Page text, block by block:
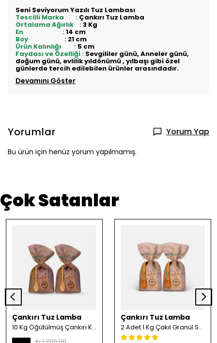
Seni Seviyorum Yazılı Tuz Lambası
Tescilli Marka : Çankırı Tuz Lamba
Ortalama Ağırlık :3 Kg
En :14 cm
Boy : 21 cm
Ürün Kalınlığı : 5 cm
Faydası ve Özelliği : Sevgililer günü, Anneler günü,
doğum günü, evlilik yıldönümü , yılbaşı gibi özel
günlerde tercih edilebilen ürünler arasındadır.
Devamını Göster
Yorumlar Yorum Yap
Bu ürün için henüz yorum yapılmamış.
Çok Satanlar
Çankırı Tuz Lamba
10 Kg Öğütülmüş Çankırı Kristal Kaya Tuzu
Çankırı Tuz Lamba
2 Adet 1 Kg Çakıl Granül Sofrada Öğütme Tuzu